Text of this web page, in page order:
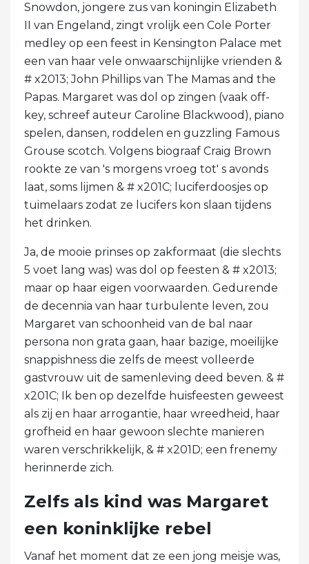
Snowdon, jongere zus van koningin Elizabeth
II van Engeland, zingt vrolijk een Cole Porter
medley op een feest in Kensington Palace met
een van haar vele onwaarschijnlijke vrienden &
# x2013; John Phillips van The Mamas and the
Papas. Margaret was dol op zingen (vaak off-
key, schreef auteur Caroline Blackwood), piano
spelen, dansen, roddelen en guzzling Famous
Grouse scotch. Volgens biograaf Craig Brown
rookte ze van 's morgens vroeg tot' s avonds
laat, soms lijmen & # x201C; luciferdoosjes op
tuimelaars zodat ze lucifers kon slaan tijdens
het drinken.
Ja, de mooie prinses op zakformaat (die slechts
5 voet lang was) was dol op feesten & # x2013;
maar op haar eigen voorwaarden. Gedurende
de decennia van haar turbulente leven, zou
Margaret van schoonheid van de bal naar
persona non grata gaan, haar bazige, moeilijke
snappishness die zelfs de meest volleerde
gastvrouw uit de samenleving deed beven. & #
x201C; Ik ben op dezelfde huisfeesten geweest
als zij en haar arrogantie, haar wreedheid, haar
grofheid en haar gewoon slechte manieren
waren verschrikkelijk, & # x201D; een frenemy
herinnerde zich.
Zelfs als kind was Margaret
een koninklijke rebel
Vanaf het moment dat ze een jong meisje was,